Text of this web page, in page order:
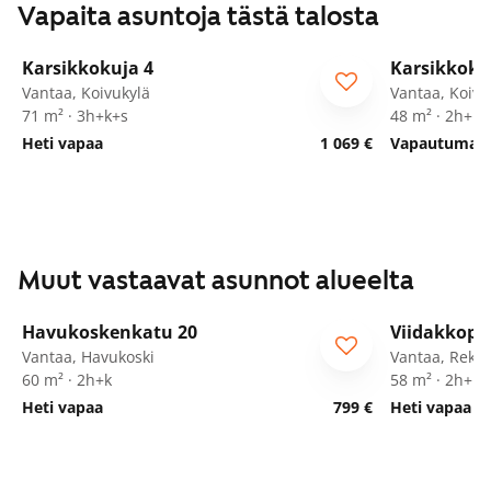
Vapaita asuntoja tästä talosta
/29
Karsikkokuja 4
Vantaa, Koivukylä
71 m² · 3h+k+s
Heti vapaa
1 069 €
Vantaa,
48 m² ·
Muut vastaavat asunnot alueelta
Havukoskenkatu 20
Vantaa, Havukoski
60 m² · 2h+k
Heti vapaa
799 €
ARA
Vantaa,
58 m² ·
Heti vapaa